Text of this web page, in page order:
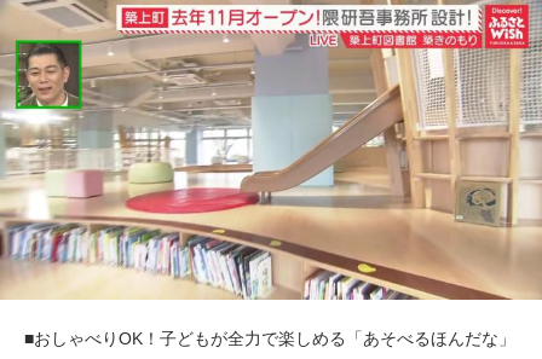
■おしゃべりOK！子どもが全力で楽しめる「あそべるほんだな」